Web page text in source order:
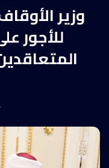
وزير
للأجور